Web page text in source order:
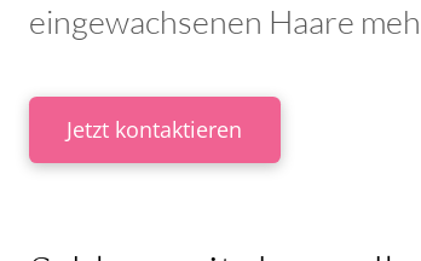
eingewachsenen Haare
Jetzt kontaktieren